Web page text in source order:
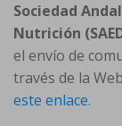
Sociedad
Nutrición
el envío de
través de la
este enlace.